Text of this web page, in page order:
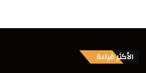
الأكثر قراءة